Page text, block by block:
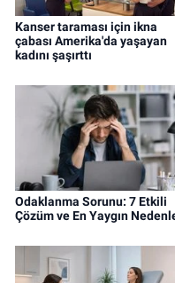
Kanser taraması için ikna
çabası Amerika'da yaşayan
kadını şaşırttı
Odaklanma Sorunu: 7 Etkili
Çözüm ve En Yaygın